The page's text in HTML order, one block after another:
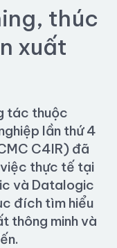
thúc
xuất
tác thuộc
lần thứ 4
C4IR) đã
thực tế tại
và Datalogic
đích tìm hiểu
thông minh và